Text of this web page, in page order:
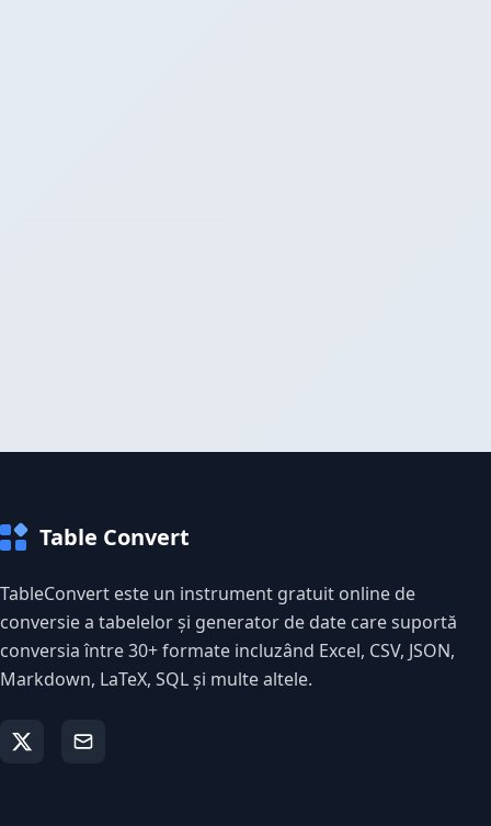
Table Convert
TableConvert este un instrument gratuit online de
conversie a tabelelor și generator de date care suportă
conversia între 30+ formate incluzând Excel, CSV, JSON,
Markdown, LaTeX, SQL și multe altele.